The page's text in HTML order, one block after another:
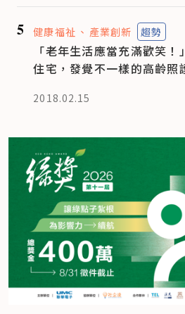
5 健康福祉 產業創新 趨勢
「老年生活應當充滿歡笑
住宅，發覺不一樣的高齡照
2018.02.15